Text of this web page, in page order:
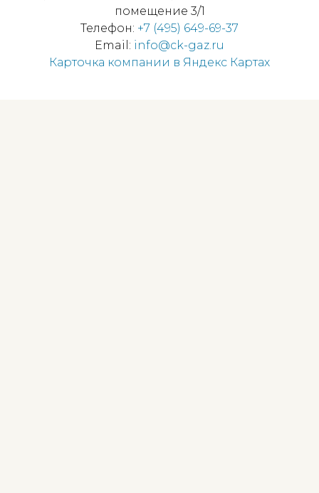
помещение 3/1
Телефон: +7 (495) 649-69-37
Email: info@ck-gaz.ru
Карточка компании в Яндекс Картах